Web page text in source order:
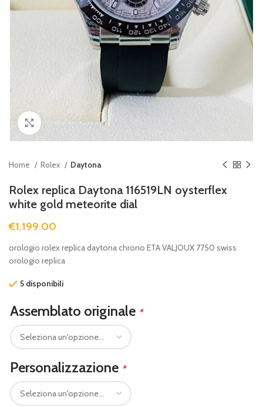
Clicca per ingrandire
Home Rolex Daytona
Rolex replica Daytona 116519LN oysterflex
white gold meteorite dial
€1,199.00
orologio rolex replica daytona chrono ETA VALJOUX 7750 swiss
orologio replica
5 disponibili
Assemblato originale *
Personalizzazione *